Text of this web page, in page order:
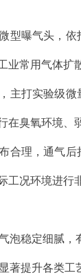
型曝气头，
业常用气体扩
主打实验级
在臭氧环境、
合理，通气
工况环境进行
泡稳定细腻，
著提升各类工